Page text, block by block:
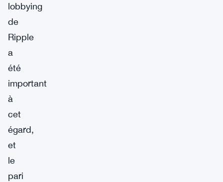
lobbying
de
Ripple
a
été
important
à
cet
égard,
et
le
pari